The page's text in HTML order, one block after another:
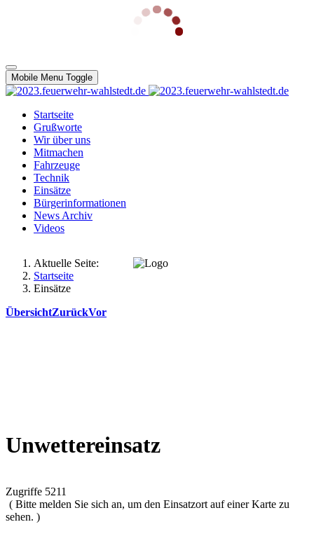
Mobile Menu Toggle
Startseite
Grußworte
Wir über uns
Mitmachen
Fahrzeuge
Technik
Einsätze
Bürgerinformationen
News Archiv
Videos
Aktuelle Seite:
Startseite
Einsätze
ÜbersichtZurückVor
Unwettereinsatz
Zugriffe 5211
( Bitte melden Sie sich an, um den Einsatzort auf einer Karte zu
sehen. )